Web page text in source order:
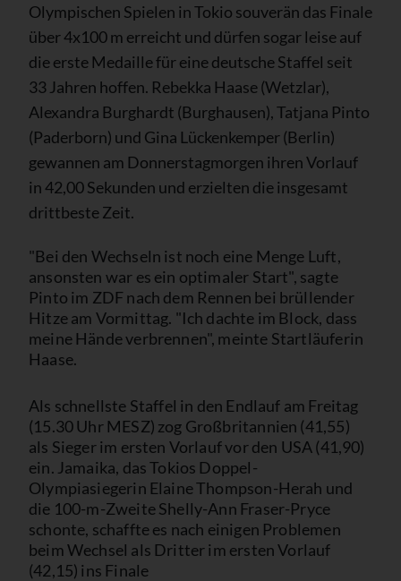
Olympischen Spielen in Tokio souverän das Finale
über 4x100 m erreicht und dürfen sogar leise auf
die erste Medaille für eine deutsche Staffel seit
33 Jahren hoffen. Rebekka Haase (Wetzlar),
Alexandra Burghardt (Burghausen), Tatjana Pinto
(Paderborn) und Gina Lückenkemper (Berlin)
gewannen am Donnerstagmorgen ihren Vorlauf
in 42,00 Sekunden und erzielten die insgesamt
drittbeste Zeit.
"Bei den Wechseln ist noch eine Menge Luft,
ansonsten war es ein optimaler Start", sagte
Pinto im ZDF nach dem Rennen bei brüllender
Hitze am Vormittag. "Ich dachte im Block, dass
meine Hände verbrennen", meinte Startläuferin
Haase.
Als schnellste Staffel in den Endlauf am Freitag
(15.30 Uhr MESZ) zog Großbritannien (41,55)
als Sieger im ersten Vorlauf vor den USA (41,90)
ein. Jamaika, das Tokios Doppel-
Olympiasiegerin Elaine Thompson-Herah und
die 100-m-Zweite Shelly-Ann Fraser-Pryce
schonte, schaffte es nach einigen Problemen
beim Wechsel als Dritter im ersten Vorlauf
(42,15) ins Finale